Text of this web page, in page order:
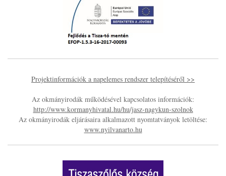
Projektinformációk a napelemes rendszer telepítéséről >>
Az okmányirodák működésével kapcsolatos információk:
http://www.kormanyhivatal.hu/hu/jasz-nagykun-szolnok
Az okmányirodák eljárásaira alkalmazott nyomtatványok letöltése:
www.nyilvanarto.hu